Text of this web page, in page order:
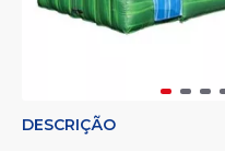
DESCRIÇÃO